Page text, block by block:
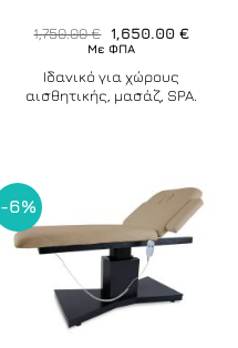
1,750.00€ Original
price
1,750.00 €.
1,650.00 €Η
Με ΦΠΑ
Ιδανικό για χώρους
αισθητικής, μασάζ, SPA.
-6%